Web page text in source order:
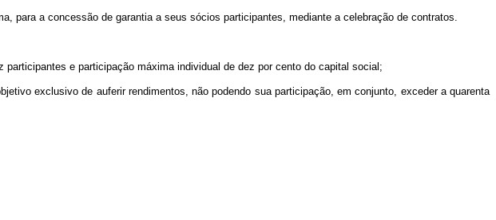
para a concessão de garantia a seus sócios participantes, mediante a celebração de contratos.
e participação máxima individual de dez por cento do capital social;
exclusivo de auferir rendimentos, não podendo sua participação, em conjunto, exceder a quarenta